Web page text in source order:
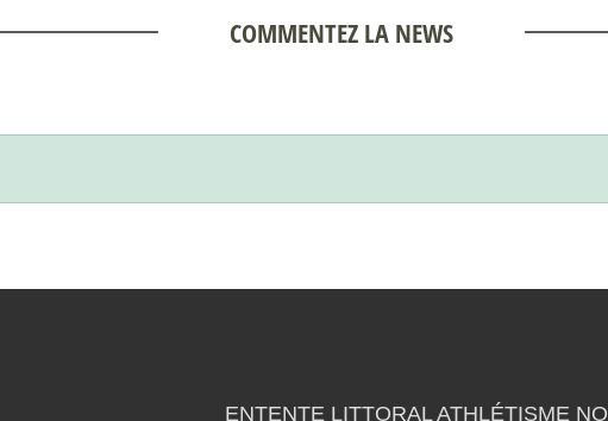
COMMENTEZ LA NEWS
ENTENTE LITTORAL ATHLÉTISME